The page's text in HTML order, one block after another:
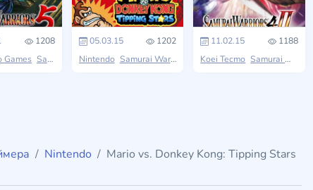
1208
Games Samurai Warriors
05.03.15
1202
Nintendo Samurai Warriors
11.02.15
1188
Koei Tecmo Samurai Warriors
Nintendo Mario vs. Donkey Kong: Tipping Stars